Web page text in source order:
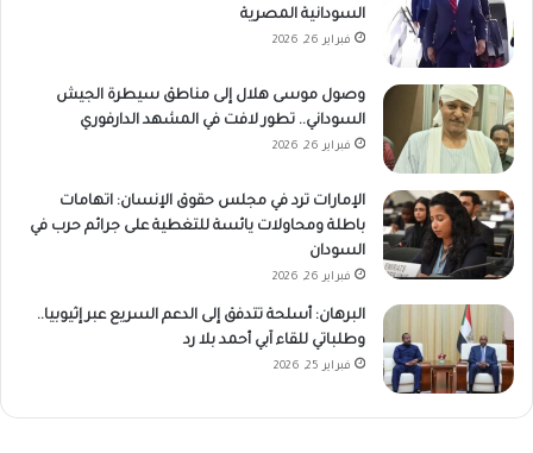
السودانية المصرية
فبراير 26, 2026
وصول موسى هلال إلى مناطق سيطرة الجيش
السوداني.. تطور لافت في المشهد الدارفوري
فبراير 26, 2026
الإمارات ترد في مجلس حقوق الإنسان: اتهامات
باطلة ومحاولات يائسة للتغطية على جرائم حرب في
السودان
فبراير 26, 2026
البرهان: أسلحة تتدفق إلى الدعم السريع عبر إثيوبيا..
وطلباتي للقاء آبي أحمد بلا رد
فبراير 25, 2026